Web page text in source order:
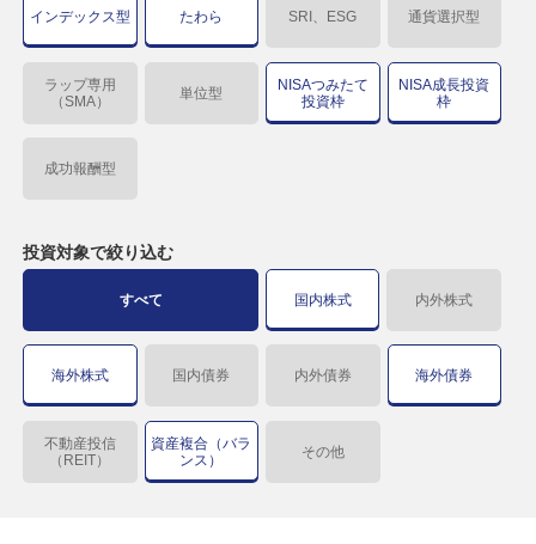
インデックス型 たわら SRI、ESG 通貨選択型
ラップ専用
（SMA）
単位型
NISAつみたて
投資枠
NISA成長投資
枠
成功報酬型
投資対象で絞り込む
すべて 国内株式 内外株式
海外株式 国内債券 内外債券 海外債券
不動産投信
（REIT）
資産複合（バラ
ンス）
その他